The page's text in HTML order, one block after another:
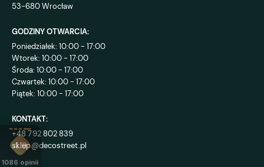
53-680 Wrocław
GODZINY OTWARCIA:
Poniedziałek: 10:00 - 17:00
Wtorek: 10:00 - 17:00
Środa: 10:00 - 17:00
Czwartek: 10:00 - 17:00
Piątek: 10:00 - 17:00
KONTAKT:
+48 792 802 839
sklep@decostreet.pl
4.9
1086 opinii